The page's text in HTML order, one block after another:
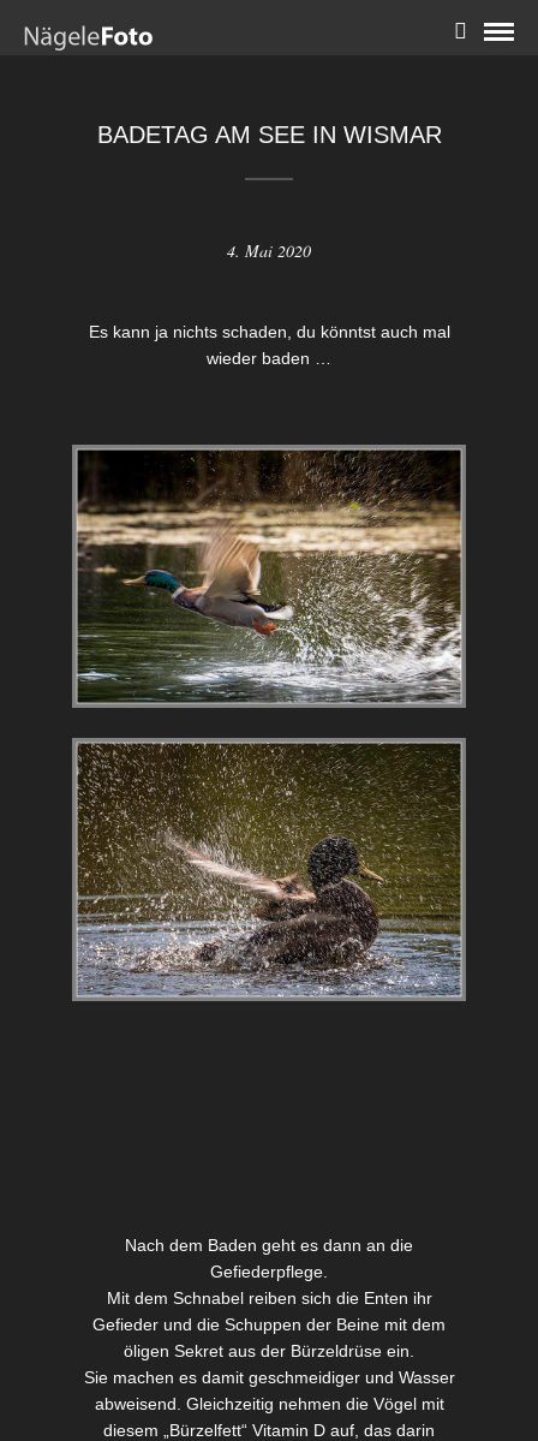
BADETAG AM SEE IN WISMAR
4. Mai 2020
Es kann ja nichts schaden, du könntst auch mal
wieder baden …
Nach dem Baden geht es dann an die
Gefiederpflege.
Mit dem Schnabel reiben sich die Enten ihr
Gefieder und die Schuppen der Beine mit dem
öligen Sekret aus der Bürzeldrüse ein.
Sie machen es damit geschmeidiger und Wasser
abweisend. Gleichzeitig nehmen die Vögel mit
diesem „Bürzelfett“ Vitamin D auf, das darin